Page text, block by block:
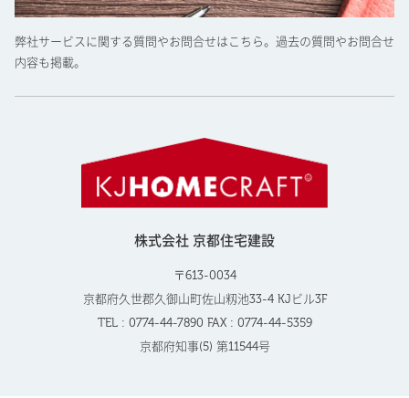
弊社サービスに関する質問やお問合せはこちら。過去の質問やお問合せ
内容も掲載。
株式会社 京都住宅建設
〒613-0034
京都府久世郡久御山町佐山籾池33-4 KJビル3F
TEL : 0774-44-7890 FAX : 0774-44-5359
京都府知事(5) 第11544号